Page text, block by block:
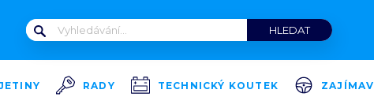
RADY TECHNICKÝ KOUTEK